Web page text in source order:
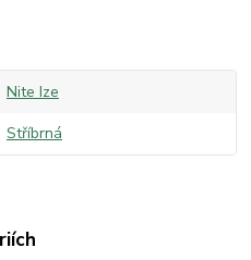
Nite Ize
Stříbrná